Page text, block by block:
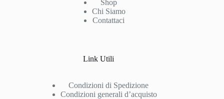
Shop
Chi Siamo
Contattaci
Link Utili
Condizioni di Spedizione
Condizioni generali d’acquisto